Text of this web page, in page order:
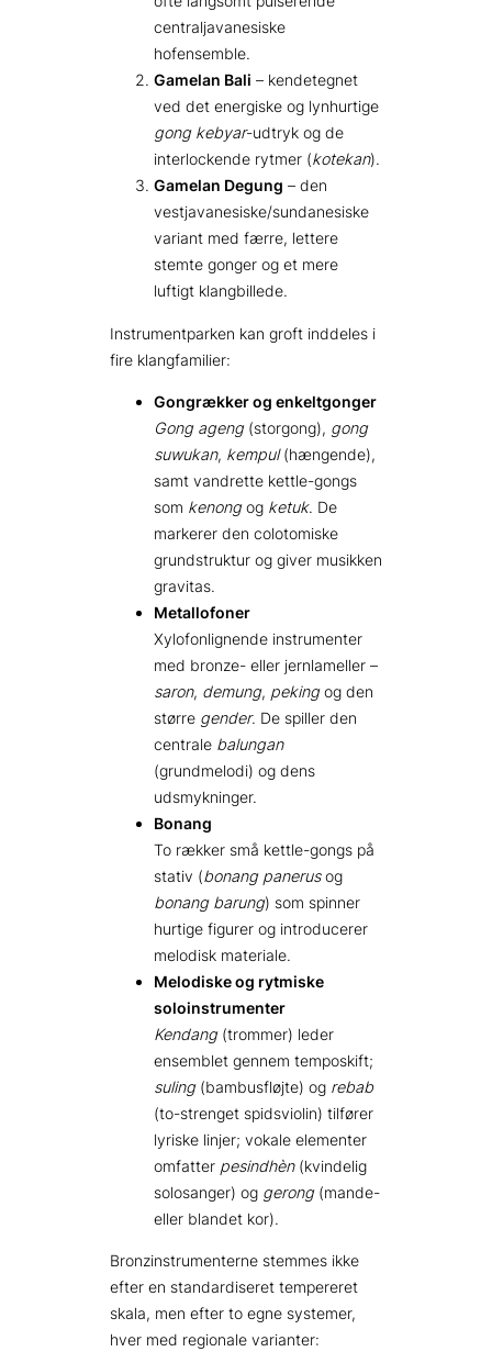
centraljavanesiske
hofensemble.
Gamelan Bali – kendetegnet
ved det energiske og lynhurtige
gong kebyar-udtryk og de
interlockende rytmer (kotekan).
Gamelan Degung – den
vestjavanesiske/sundanesiske
variant med færre, lettere
stemte gonger og et mere
luftigt klangbillede.
Instrumentparken kan groft inddeles i
fire klangfamilier:
Gongrækker og enkeltgonger
Gong ageng(storgong), gong
suwukan, kempul(hængende),
samt vandrette kettle-gongs
som kenongog ketuk. De
markerer den colotomiske
grundstruktur og giver musikken
gravitas.
Metallofoner
Xylofonlignende instrumenter
med bronze- eller jernlameller –
saron, demung, pekingog den
større gender. De spiller den
centrale balungan
(grundmelodi) og dens
udsmykninger.
Bonang
To rækker små kettle-gongs på
stativ (bonang panerusog
bonang barung) som spinner
hurtige figurer og introducerer
melodisk materiale.
Melodiske og rytmiske
soloinstrumenter
Kendang(trommer) leder
ensemblet gennem temposkift;
suling(bambusfløjte) og rebab
(to-strenget spidsviolin) tilfører
lyriske linjer; vokale elementer
omfatter pesindhèn(kvindelig
solosanger) og gerong(mande-
eller blandet kor).
Bronzinstrumenterne stemmes ikke
efter en standardiseret tempereret
skala, men efter to egne systemer,
hver med regionale varianter: